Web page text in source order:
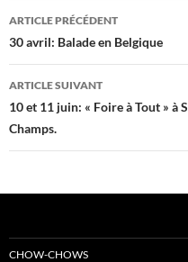
Navigation
des
articles
ARTICLE PRÉCÉDENT
30 avril: Balade en Belgique
ARTICLE SUIVANT
10 et 11 juin: « Foire à Tout » à
Champs.
CHOW-CHOWS